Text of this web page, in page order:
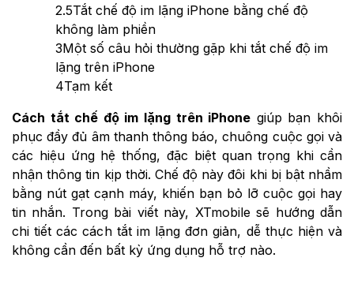
2.5Tắt chế độ im lặng iPhone bằng chế độ
không làm phiền
3Một số câu hỏi thường gặp khi tắt chế độ im
lặng trên iPhone
4Tạm kết
Cách tắt chế độ im lặng trên iPhone giúp bạn khôi
phục đầy đủ âm thanh thông báo, chuông cuộc gọi và
các hiệu ứng hệ thống, đặc biệt quan trọng khi cần
nhận thông tin kịp thời. Chế độ này đôi khi bị bật nhầm
bằng nút gạt cạnh máy, khiến bạn bỏ lỡ cuộc gọi hay
tin nhắn. Trong bài viết này, XTmobile sẽ hướng dẫn
chi tiết các cách tắt im lặng đơn giản, dễ thực hiện và
không cần đến bất kỳ ứng dụng hỗ trợ nào.